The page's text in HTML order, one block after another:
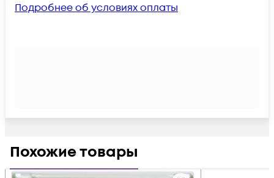
Подробнее об условиях оплаты
Похожие товары